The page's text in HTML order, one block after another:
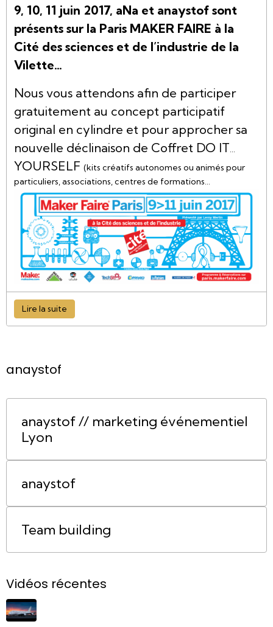
9, 10, 11 juin 2017, aNa et anaystof sont
présents sur la Paris MAKER FAIRE à la
Cité des sciences et de l’industrie de la
Vilette…
Nous vous attendons afin de participer
gratuitement au concept participatif
original en cylindre et pour approcher sa
nouvelle déclinaison de Coffret DO IT
YOURSELF (kits créatifs autonomes ou animés pour
particuliers, associations, centres de formations…
entreprises).
Lire la suite
anaystof
anaystof // marketing événementiel
Lyon
anaystof
Team building
Vidéos récentes